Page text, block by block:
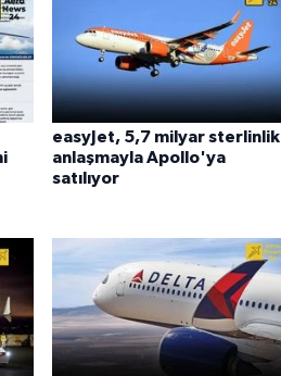
easyJet, 5,7 milyar sterlinlik
anlaşmayla Apollo'ya
satılıyor